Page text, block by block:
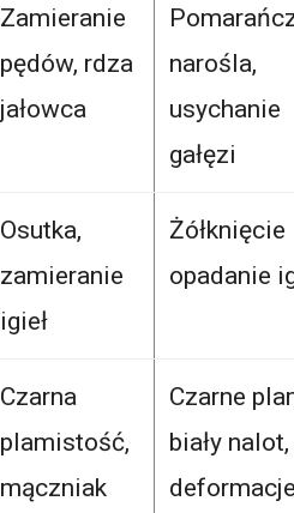
Zamieranie
pędów, rdza
jałowca
narośla,
usychanie
gałęzi
Osutka,
zamieranie
igieł
Żółknięcie
opadanie
Czarna
plamistość,
mączniak
Czarne
biały nalot,